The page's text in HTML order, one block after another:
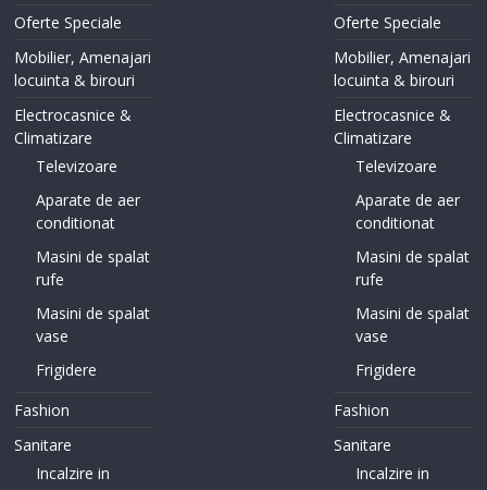
Oferte Speciale
Mobilier, Amenajari
locuinta & birouri
Electrocasnice &
Climatizare
Televizoare
Aparate de aer
conditionat
Masini de spalat
rufe
Masini de spalat
vase
Frigidere
Fashion
Sanitare
Incalzire in
Oferte Speciale
Mobilier, Amenajari
locuinta & birouri
Electrocasnice &
Climatizare
Televizoare
Aparate de aer
conditionat
Masini de spalat
rufe
Masini de spalat
vase
Frigidere
Fashion
Sanitare
Incalzire in